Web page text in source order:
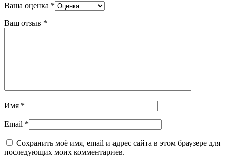
Ваша оценка *
Ваш отзыв *
Имя *
Email *
Сохранить моё имя, email и адрес сайта в этом браузере для
последующих моих комментариев.